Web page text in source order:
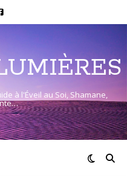
à l'Éveil au Soi, Shamane,